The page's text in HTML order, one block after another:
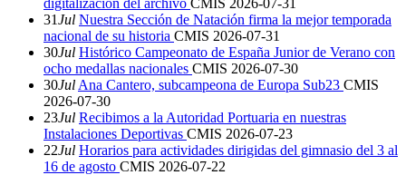
31Jul Nuestra Sección de Natación firma la mejor temporada
nacional de su historia CMIS 2026-07-31
30Jul Histórico Campeonato de España Junior de Verano con
ocho medallas nacionales CMIS 2026-07-30
30Jul Ana Cantero, subcampeona de Europa Sub23 CMIS
2026-07-30
23Jul Recibimos a la Autoridad Portuaria en nuestras
Instalaciones Deportivas CMIS 2026-07-23
22Jul Horarios para actividades dirigidas del gimnasio del 3 al
16 de agosto CMIS 2026-07-22